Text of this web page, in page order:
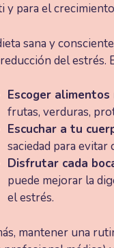
y para el
sana y
del estrés.
Escoger
frutas, verduras,
Escuchar a tu
saciedad para
Disfrutar cada
puede mejorar la
el estrés.
mantener una